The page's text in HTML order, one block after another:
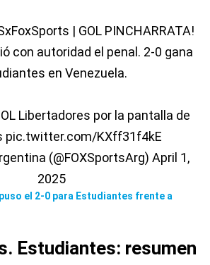
| GOL PINCHARRATA!
con autoridad el penal. 2-0 gana
en Venezuela.
Libertadores por la pantalla de
pic.twitter.com/KXff31f4kE
(@FOXSportsArg) April 1,
2025
el 2-0 para Estudiantes frente a
Estudiantes: resumen